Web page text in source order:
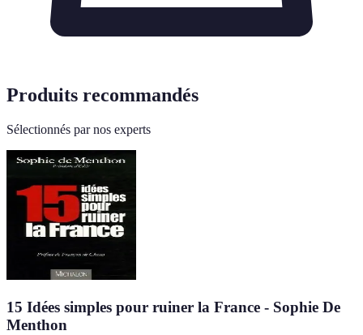
Produits recommandés
Sélectionnés par nos experts
15 Idées simples pour ruiner la France - Sophie De
Menthon